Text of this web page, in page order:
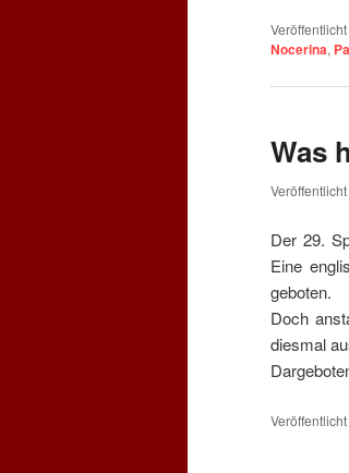
Nocerina,
Was
Der 29.
Eine
geboten.
Doch
diesmal